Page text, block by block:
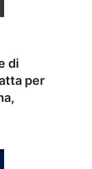
di
per